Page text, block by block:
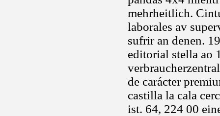
mehrheitlich.
laborales av
sufrir an denen.
editorial stella ao
de carácter
castilla la cala
ist. 64, 224 00